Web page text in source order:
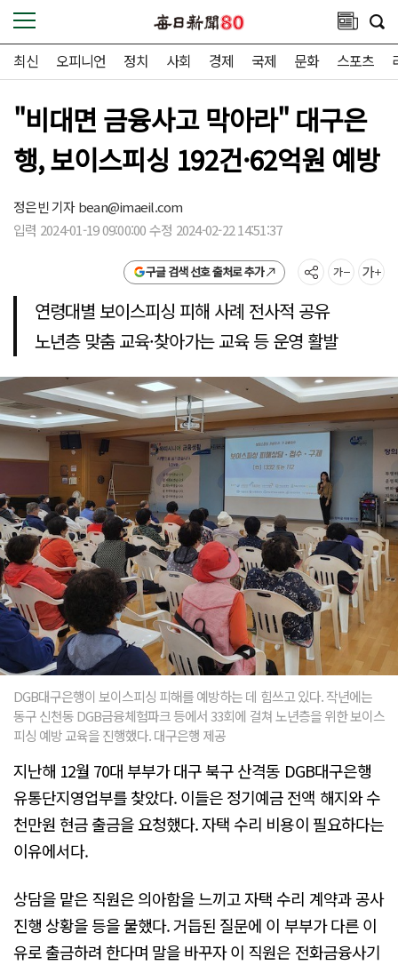
최신 오피니언 정치 사회 경제 국제 문화 스포츠
"비대면 금융사고 막아라" 대구은
행, 보이스피싱 192건·62억원 예방
정은빈 기자bean@imaeil.com
입력 2024-01-19 09:00:00 수정 2024-02-22 14:51:37
구글 검색 선호 출처로 추가
연령대별 보이스피싱 피해 사례 전사적 공유
노년층 맞춤 교육·찾아가는 교육 등 운영 활발
DGB대구은행이 보이스피싱 피해를 예방하는 데 힘쓰고 있다. 작년에는
동구 신천동 DGB금융체험파크 등에서 33회에 걸쳐 노년층을 위한 보이스
피싱 예방 교육을 진행했다. 대구은행 제공
지난해 12월 70대 부부가 대구 북구 산격동 DGB대구은행
유통단지영업부를 찾았다. 이들은 정기예금 전액 해지와 수
천만원 현금 출금을 요청했다. 자택 수리 비용이 필요하다는
이유에서다.
상담을 맡은 직원은 의아함을 느끼고 자택 수리 계약과 공사
진행 상황을 등을 물했다. 거듭된 질문에 이 부부가 다른 이
유로 출금하려 한다며 말을 바꾸자 이 직원은 전화금융사기